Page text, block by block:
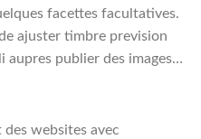
facettes facultatives.
ajuster timbre prevision
aupres publier des images…
websites avec